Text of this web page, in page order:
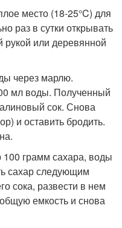
место (18-25°C) для
раз в сутки открывать
рукой или деревянной
через марлю.
мл воды. Полученный
сок. Снова
и оставить бродить.
100 грамм сахара, воды
сахар следующим
сока, развести в нем
емкость и снова